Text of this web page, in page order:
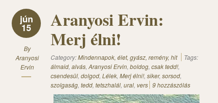
jún
15
By
Aranyosi
Ervin
Aranyosi Ervin:
Merj élni!
Category:Mindennapok, élet, gyász, remény, hit
Tags:
álmaid, alvás, Aranyosi Ervin, boldog, csak tedd!,
csendesül, dolgod, Lélek, Merj élni!, siker, sorsod,
szolgaság, tedd, tetszhalál, ural, vers 9 hozzászólás